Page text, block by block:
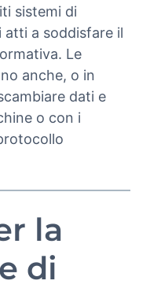
sistemi di
a soddisfare il
Le
anche, o in
dati e
o con i
la
di